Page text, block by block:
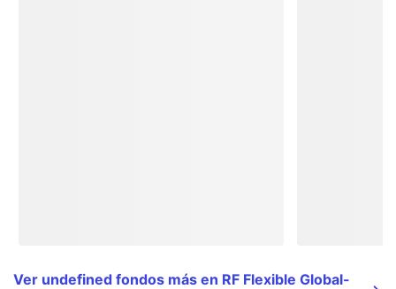
Ver undefined fondos más en RF Flexible Global-